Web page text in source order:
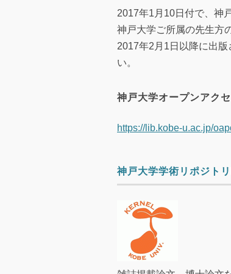
2017年1月10日付で、神
神戸大学ご所属の先生方
2017年2月1日以降に出
い。
神戸大学オープンアク
https://lib.kobe-u.ac.jp/
神戸大学学術リポジト